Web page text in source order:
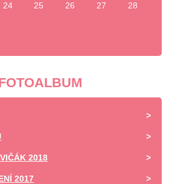
24 25 26 27 28
2018
2017